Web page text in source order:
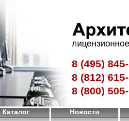
8 (495)
8 (812)
8 (800)
Каталог Новости